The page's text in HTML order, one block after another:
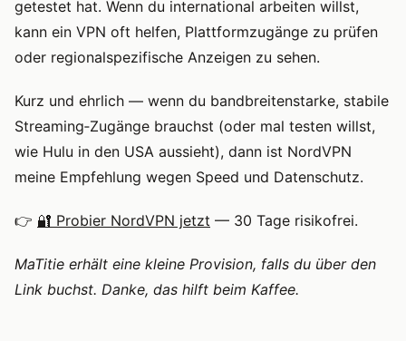
getestet hat. Wenn du international arbeiten willst,
kann ein VPN oft helfen, Plattformzugänge zu prüfen
oder regionalspezifische Anzeigen zu sehen.
Kurz und ehrlich — wenn du bandbreitenstarke, stabile
Streaming‑Zugänge brauchst (oder mal testen willst,
wie Hulu in den USA aussieht), dann ist NordVPN
meine Empfehlung wegen Speed und Datenschutz.
👉 🔐 Probier NordVPN jetzt — 30 Tage risikofrei.
MaTitie erhält eine kleine Provision, falls du über den
Link buchst. Danke, das hilft beim Kaffee.